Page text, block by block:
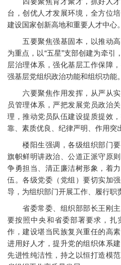
台，创优人才发展环境，全方位
建设国家创新高地和重要人才中心。
五要聚焦强基固本，以推动高
为重点，以“五星”支部创建为牵引
层治理体系，强化基层工作保障
强基层党组织政治功能和组织功能。
六要聚焦作用发挥，从严从实
员管理体系，严把发展党员政治
理，推动党员队伍建设提质提效
靠、素质优良、纪律严明、作用突
楼阳生强调，各级组织部门要
旗帜鲜明讲政治、公道正派守原
争勇担当、清正廉洁树形象，着
伍。各级党委（党组）要切实加
导，为组织部门开展工作、履行职
省委常委、组织部部长王刚主
要按照中央和省委部署要求，扎
作，建设堪当民族复兴重任的高
进用好人才，提升党的组织体系
先进性纯洁性，持之以恒打造模